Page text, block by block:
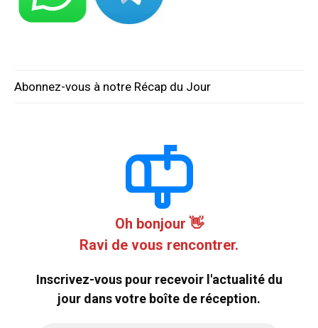
Abonnez-vous à notre Récap du Jour
Oh bonjour 👋
Ravi de vous rencontrer.
Inscrivez-vous pour recevoir l'actualité du
jour dans votre boîte de réception.